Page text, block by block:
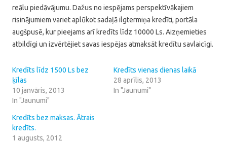
reālu piedāvājumu. Dažus no iespējams perspektīvākajiem
risinājumiem variet aplūkot sadaļā ilgtermiņa kredīti, portāla
augšpusē, kur pieejams arī kredīts līdz 10000 Ls. Aizņemieties
atbildīgi un izvērtējiet savas iespējas atmaksāt kredītu savlaicīgi.
Kredīts līdz 1500 Ls bez
ķīlas
10 janvāris, 2013
In "Jaunumi"
Kredīts vienas dienas laikā
28 aprīlis, 2013
In "Jaunumi"
Kredīts bez maksas. Ātrais
kredīts.
1 augusts, 2012